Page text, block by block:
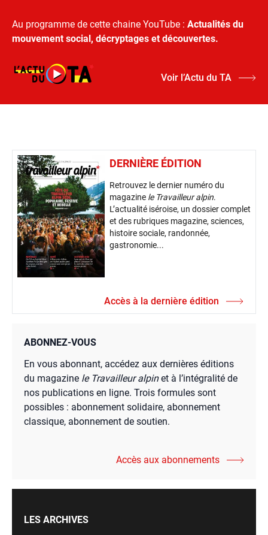
Au programme de cette chaine YouTube : Actualités du
mouvement social, décryptages et découvertes.
Voir l’Actu du TA
DERNIÈRE ÉDITION
Retrouvez le dernier numéro du
magazine le Travailleur alpin.
L’actualité iséroise, un dossier complet
et des rubriques magazine, sciences,
histoire sociale, randonnée,
gastronomie...
Accès à la dernière édition
ABONNEZ-VOUS
En vous abonnant, accédez aux dernières éditions
du magazine le Travailleur alpinet à l’intégralité de
nos publications en ligne. Trois formules sont
possibles : abonnement solidaire, abonnement
classique, abonnement de soutien.
Accès aux abonnements
LES ARCHIVES